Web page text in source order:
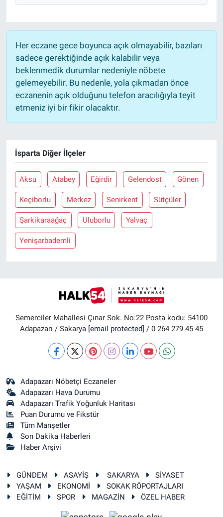
Her eczane gece boyunca açık olmayabilir, bazıları
sadece gerektiğinde açık kalabilir veya
beklenmedik durumlar nedeniyle nöbete
gelemeyebilir. Bu nedenle, yola çıkmadan önce
eczanenin açık olduğunu telefon aracılığıyla teyit
etmeniz iyi bir fikir olacaktır.
İsparta Diğer İlçeler
Aksu Atabey Eğirdir Gelendost Gönen
Keçiborlu Merkez Senirkent Sütçüler
Şarkikaraağaç Uluborlu Yalvaç
Yenişarbademli
Semerciler Mahallesi Çınar Sok. No:22 Posta kodu: 54100
Adapazarı / Sakarya [email protected] / 0 264 279 45 45
Adapazarı Nöbetçi Eczaneler
Adapazarı Hava Durumu
Adapazarı Trafik Yoğunluk Haritası
Puan Durumu ve Fikstür
Tüm Manşetler
Son Dakika Haberleri
Haber Arşivi
GÜNDEM ASAYİŞ SAKARYA
SİYASET
YAŞAM
EKONOMİ
SOKAK RÖPORTAJLARI
EĞİTİM
SPOR MAGAZİN ÖZEL HABER